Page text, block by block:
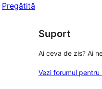
Pregătită
Suport
Ai ceva de zis? Ai
Vezi forumul pentru